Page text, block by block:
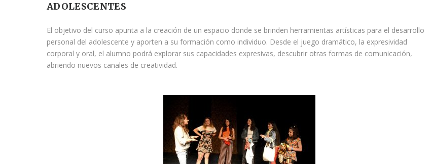
ADOLESCENTES
El objetivo del curso apunta a la creación de un espacio donde se brinden herramientas artísticas para el desarrollo
personal del adolescente y aporten a su formación como individuo. Desde el juego dramático, la expresividad
corporal y oral, el alumno podrá explorar sus capacidades expresivas, descubrir otras formas de comunicación,
abriendo nuevos canales de creatividad.